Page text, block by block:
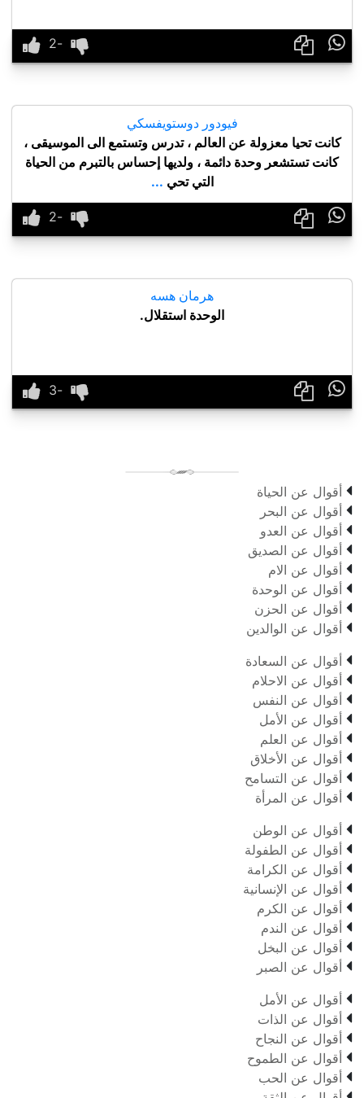

فيودور دوستويفسكي
كانت تحيا معزولة عن العالم ، تدرس وتستمع الى الموسيقى ،
كانت تستشعر وحدة دائمة ، ولديها إحساس بالتبرم من الحياة
التي تحي ...

هرمان هسه
الوحدة استقلال.

 أقوال عن الحياة
 أقوال عن البحر
 أقوال عن العدو
 أقوال عن الصديق
 أقوال عن الام
 أقوال عن الوحدة
 أقوال عن الحزن
 أقوال عن الوالدين
 أقوال عن السعادة
 أقوال عن الاحلام
 أقوال عن النفس
 أقوال عن الأمل
 أقوال عن العلم
 أقوال عن الأخلاق
 أقوال عن التسامح
 أقوال عن المرأة
 أقوال عن الوطن
 أقوال عن الطفولة
 أقوال عن الكرامة
 أقوال عن الإنسانية
 أقوال عن الكرم
 أقوال عن الندم
 أقوال عن البخل
 أقوال عن الصبر
 أقوال عن الأمل
 أقوال عن الذات
 أقوال عن النجاح
 أقوال عن الطموح
 أقوال عن الحب